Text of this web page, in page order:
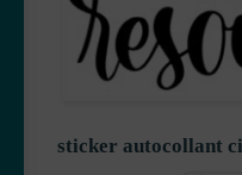
sticker autocollant